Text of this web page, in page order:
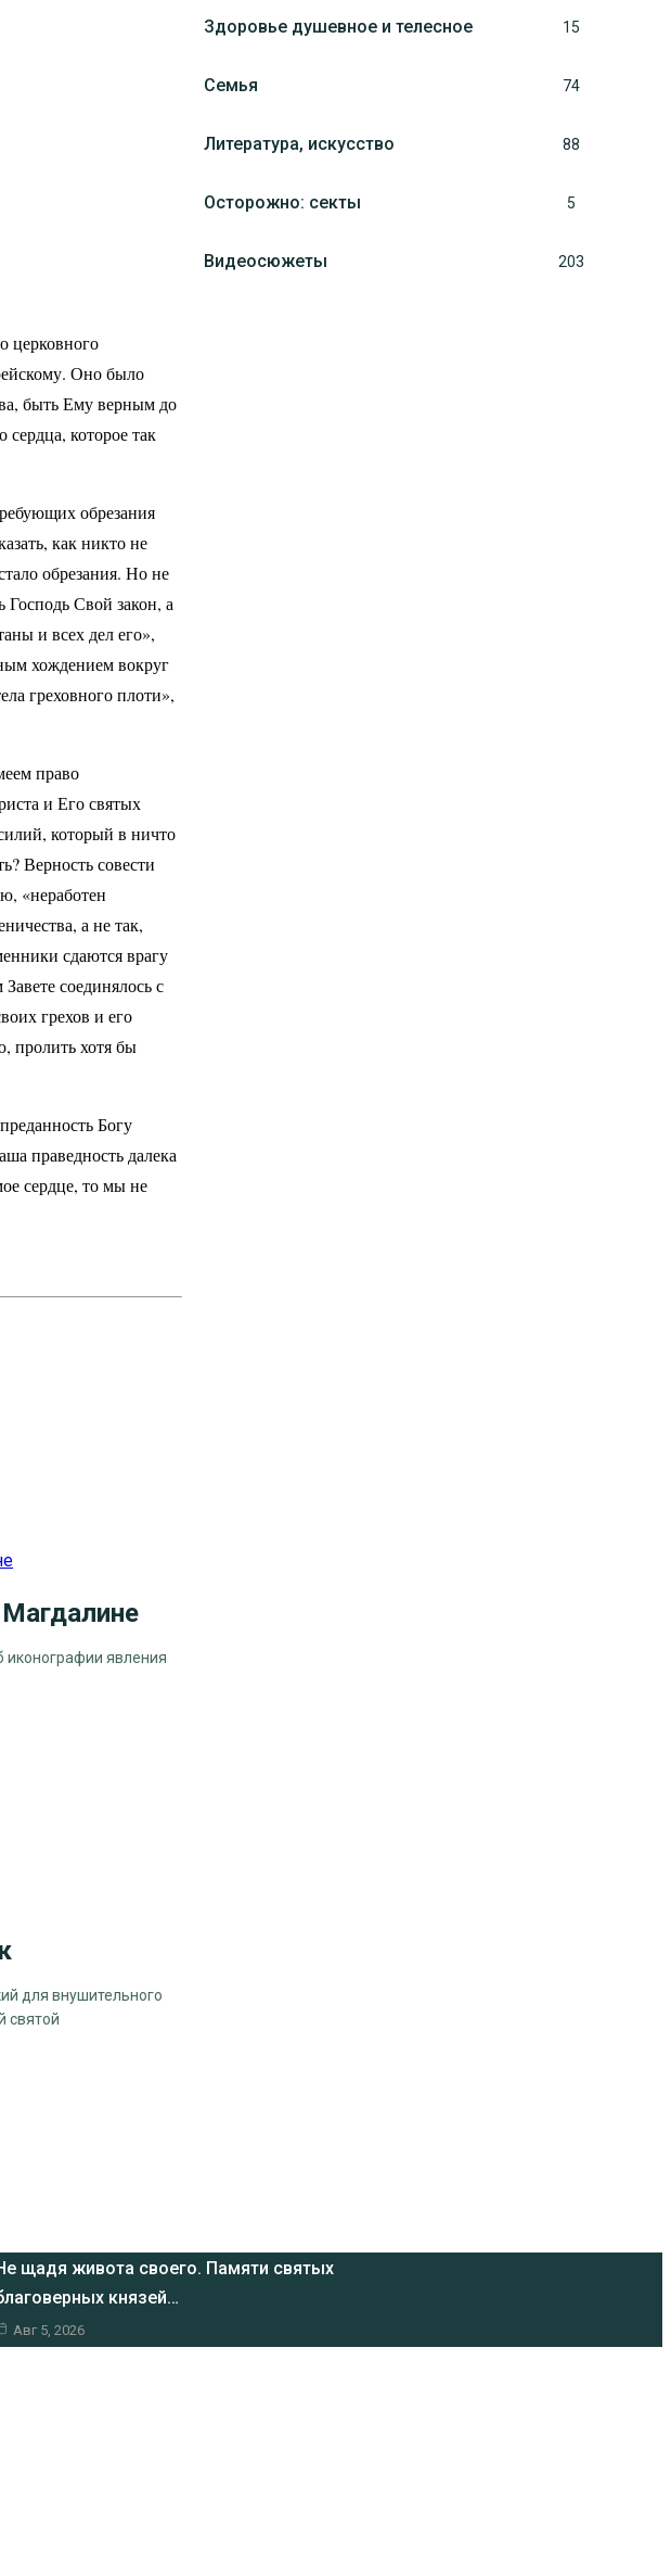
церковного
Оно было
быть Ему верным до
сердца, которое так
обрезания
как никто не
обрезания. Но не
Господь Свой закон, а
и всех дел его»,
хождением вокруг
греховного плоти»,
право
и Его святых
который в ничто
Верность совести
«неработен
а не так,
сдаются врагу
соединялось с
грехов и его
пролить хотя бы
Богу
праведность далека
сердце, то мы не
иконографии явления
для внушительного
святой
Здоровье душевное и телесное 15
Семья 74
Литература, искуcство 88
Осторожно: секты 5
Видеосюжеты 203
щадя живота своего. Памяти святых
князей…
Авг 5, 2026